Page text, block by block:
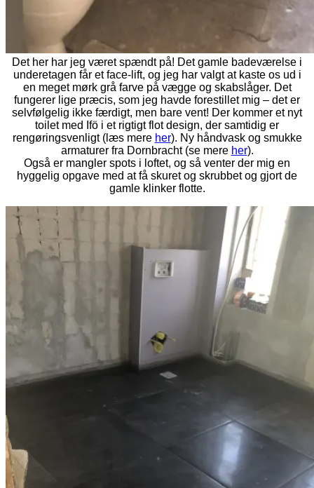
Det her har jeg været spændt på! Det gamle badeværelse i
underetagen får et face-lift, og jeg har valgt at kaste os ud i
en meget mørk grå farve på vægge og skabslåger. Det
fungerer lige præcis, som jeg havde forestillet mig – det er
selvfølgelig ikke færdigt, men bare vent! Der kommer et nyt
toilet med Ifö i et rigtigt flot design, der samtidig er
rengøringsvenligt (læs mere her). Ny håndvask og smukke
armaturer fra Dornbracht (se mere her).
Også er mangler spots i loftet, og så venter der mig en
hyggelig opgave med at få skuret og skrubbet og gjort de
gamle klinker flotte.